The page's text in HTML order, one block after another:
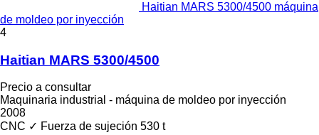
Haitian MARS 5300/4500 máquina
de moldeo por inyección
4
Haitian MARS 5300/4500
Precio a consultar
Maquinaria industrial - máquina de moldeo por inyección
2008
CNC ✓ Fuerza de sujeción 530 t